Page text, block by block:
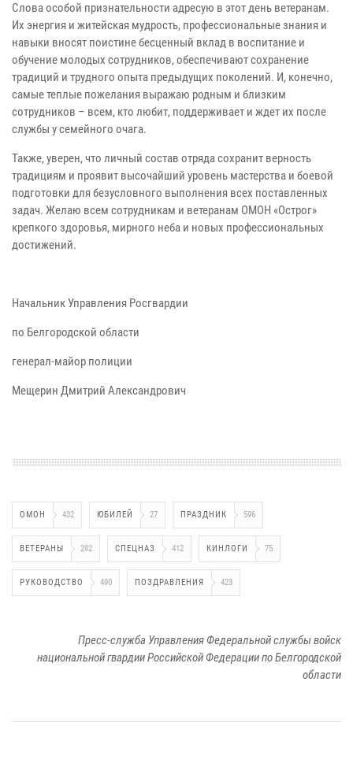
Слова особой признательности адресую в этот день ветеранам.
Их энергия и житейская мудрость, профессиональные знания и
навыки вносят поистине бесценный вклад в воспитание и
обучение молодых сотрудников, обеспечивают сохранение
традиций и трудного опыта предыдущих поколений. И, конечно,
самые теплые пожелания выражаю родным и близким
сотрудников – всем, кто любит, поддерживает и ждет их после
службы у семейного очага.
Также, уверен, что личный состав отряда сохранит верность
традициям и проявит высочайший уровень мастерства и боевой
подготовки для безусловного выполнения всех поставленных
задач. Желаю всем сотрудникам и ветеранам ОМОН «Острог»
крепкого здоровья, мирного неба и новых профессиональных
достижений.
Начальник Управления Росгвардии
по Белгородской области
генерал-майор полиции
Мещерин Дмитрий Александрович
ОМОН 432 ЮБИЛЕЙ 27 ПРАЗДНИК 596
ВЕТЕРАНЫ 292 СПЕЦНАЗ 412 КИНЛОГИ 75
РУКОВОДСТВО 490 ПОЗДРАВЛЕНИЯ 423
Пресс-служба Управления Федеральной службы войск
национальной гвардии Российской Федерации по Белгородской
области